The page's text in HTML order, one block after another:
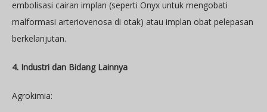
embolisasi cairan implan (seperti Onyx untuk mengobati
malformasi arteriovenosa di otak) atau implan obat pelepasan
berkelanjutan.
4. Industri dan Bidang Lainnya
Agrokimia: